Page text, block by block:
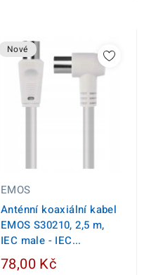
Nové
EMOS
Anténní koaxiální kabel
EMOS S30210, 2,5 m,
IEC male - IEC...
78,00 Kč